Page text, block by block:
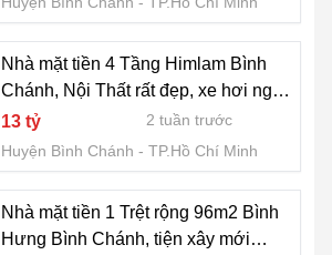
Nhà mặt tiền 4 Tầng Himlam Bình
Chánh, Nội Thất rất đẹp, xe hơi ngủ
trong nhà
13 tỷ
2 tuần trước
Huyện Bình Chánh
TP.Hồ Chí Minh
Nhà mặt tiền 1 Trệt rộng 96m2 Bình
Hưng Bình Chánh, tiện xây mới